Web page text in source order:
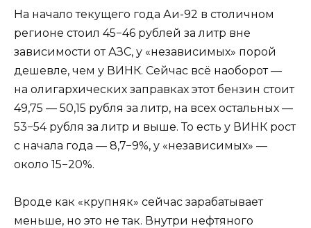
На начало текущего года Аи-92 в столичном
регионе стоил 45−46 рублей за литр вне
зависимости от АЗС, у «независимых» порой
дешевле, чем у ВИНК. Сейчас всё наоборот —
на олигархических заправках этот бензин стоит
49,75 — 50,15 рубля за литр, на всех остальных —
53−54 рубля за литр и выше. То есть у ВИНК рост
с начала года — 8,7−9%, у «независимых» —
около 15−20%.
Вроде как «крупняк» сейчас зарабатывает
меньше, но это не так. Внутри нефтяного